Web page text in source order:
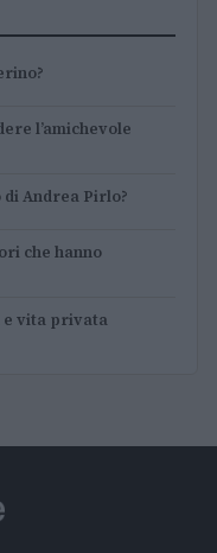
l’amichevole
Andrea Pirlo?
che hanno
e vita privata